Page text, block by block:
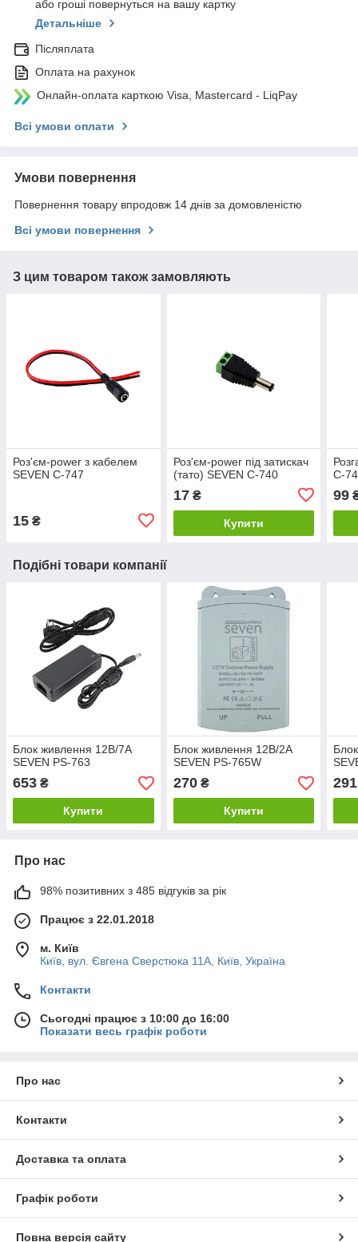
або гроші повернуться на вашу картку
Детальніше
Післяплата
Оплата на рахунок
Онлайн-оплата карткою Visa, Mastercard - LiqPay
Всі умови оплати
Умови повернення
Повернення товару впродовж 14 днів за домовленістю
Всі умови повернення
З цим товаром також замовляють
Роз'єм-power з кабелем
SEVEN С-747
15 ₴
Роз'єм-power під затискач
(тато) SEVEN C-740
17₴
Купити
С-
99
Подібні товари компанії
Блок живлення 12В/7А
SEVEN PS-763
653 ₴
Купити
Блок живлення 12В/2А
SEVEN PS-765W
270₴
Купити
291
Про нас
98% позитивних з 485 відгуків за рік
Працює з 22.01.2018
м. Київ
Київ, вул. Євгена Сверстюка 11А, Київ, Україна
Контакти
Сьогодні працює з 10:00 до 16:00
Показати весь графік роботи
Про нас
Контакти
Доставка та оплата
Графік роботи
Повна версія сайту